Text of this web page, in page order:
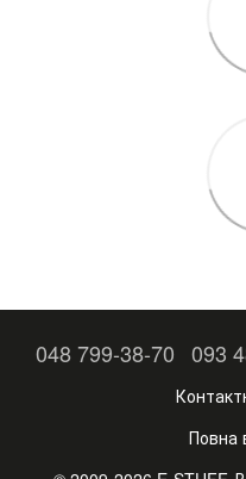
048 799-38-70 093
Повна